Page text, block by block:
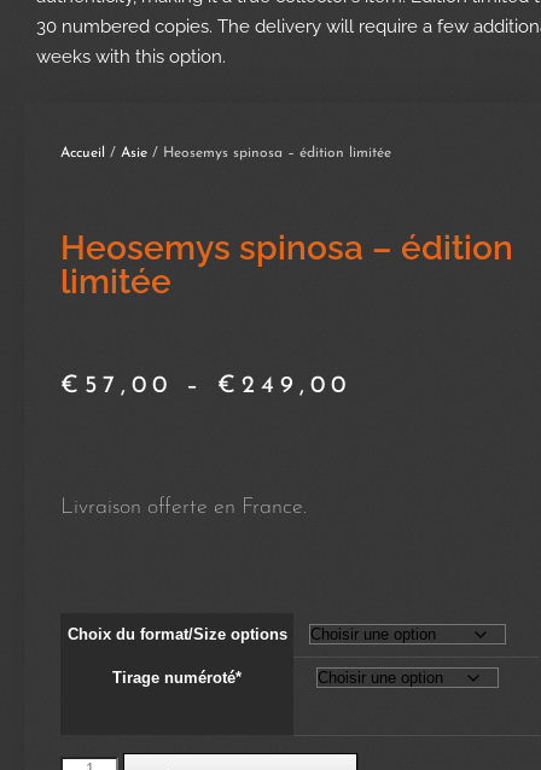
30 numbered copies. The delivery will require a few
weeks with this option.
Accueil / Asie / Heosemys spinosa – édition limitée
Heosemys spinosa – édition
limitée
€ 57,00 – € 249,00
Livraison offerte en France.
Choix du format/Size options
Tirage numéroté*